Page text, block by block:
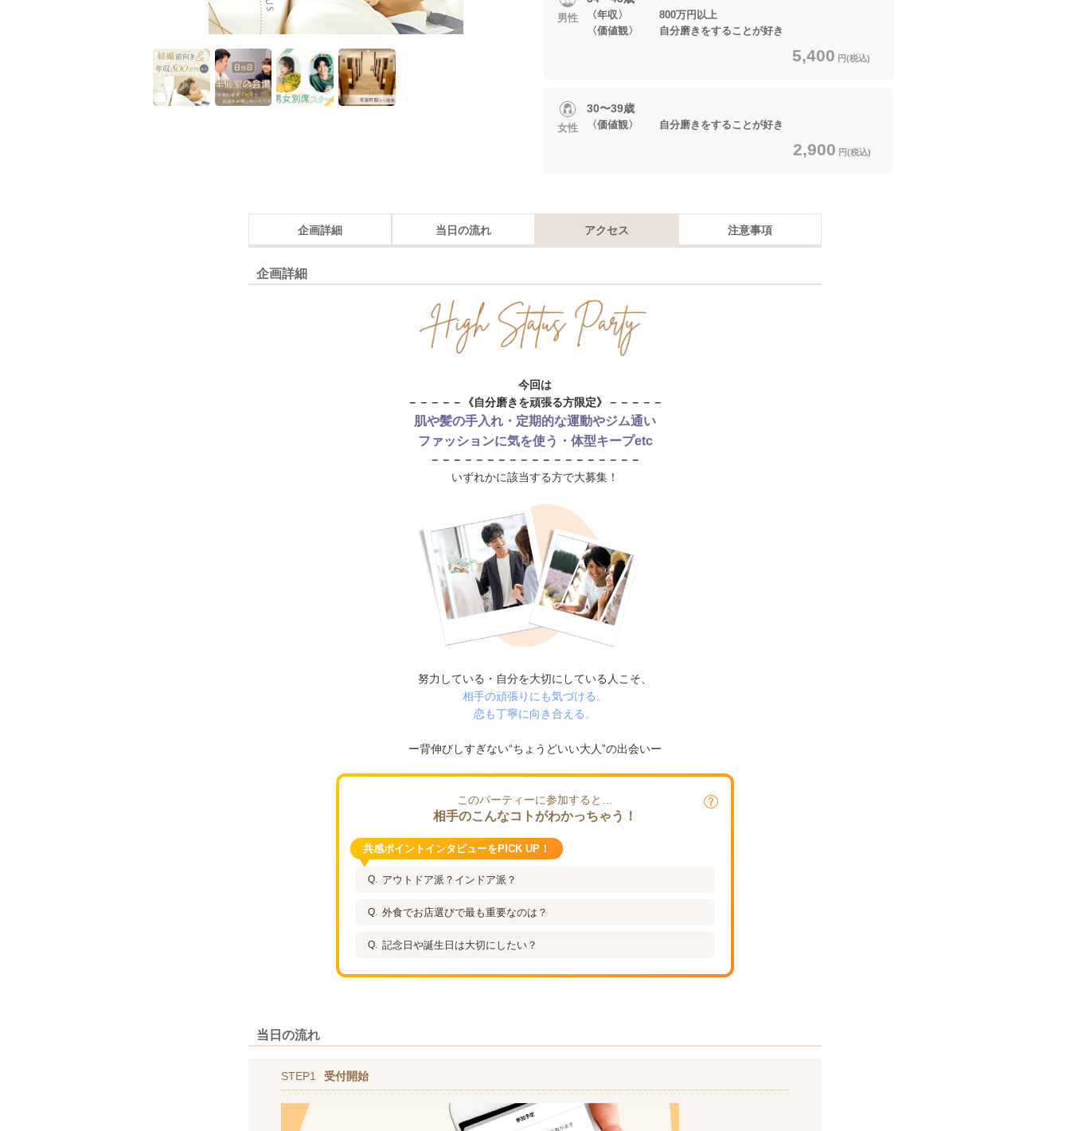
男性
〈年収〉 800万円以上
〈価値観〉 自分磨きをすることが好き
5,400 円(税込)
女性
30〜39歳
〈価値観〉 自分磨きをすることが好き
2,900 円(税込)
企画詳細 当日の流れ アクセス 注意事項
企画詳細
今回は
－－－－－《自分磨きを頑張る方限定》－－－－－
肌や髪の手入れ・定期的な運動やジム通い
ファッションに気を使う・体型キープetc
－－－－－－－－－－－－－－－－－－－
いずれかに該当する方で大募集！
努力している・自分を大切にしている人こそ、
相手の頑張りにも気づける。
恋も丁寧に向き合える。
ー背伸びしすぎない“ちょうどいい大人”の出会いー
このパーティーに参加すると…
相手のこんなコトがわかっちゃう！
共感ポイントインタビューをPICK UP！
アウトドア派？インドア派？
外食でお店選びで最も重要なのは？
記念日や誕生日は大切にしたい？
当日の流れ
STEP1 受付開始